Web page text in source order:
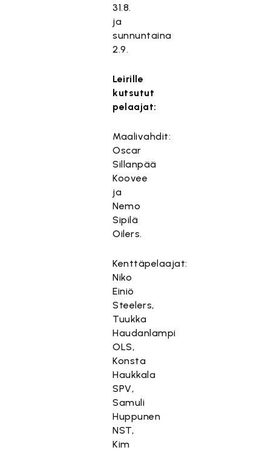
31.8.
ja
sunnuntaina
2.9.
Leirille
kutsutut
pelaajat:
Maalivahdit:
Oscar
Sillanpää
Koovee
ja
Nemo
Sipilä
Oilers.
Kenttäpelaajat:
Niko
Einiö
Steelers,
Tuukka
Haudanlampi
OLS,
Konsta
Haukkala
SPV,
Samuli
Huppunen
NST,
Kim